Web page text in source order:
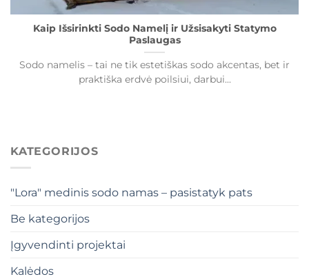
Kaip Išsirinkti Sodo Namelį ir Užsisakyti Statymo
Paslaugas
Sodo namelis – tai ne tik estetiškas sodo akcentas, bet ir
praktiška erdvė poilsiui, darbui...
KATEGORIJOS
"Lora" medinis sodo namas – pasistatyk pats
Be kategorijos
Įgyvendinti projektai
Kalėdos